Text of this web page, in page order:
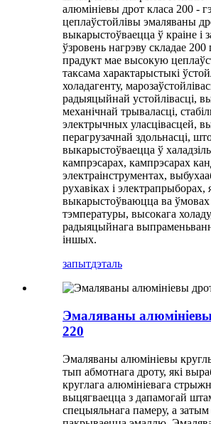
алюмініевы дрот класа 200 -
цеплаўстойлівы эмаляваны
выкарыстоўваецца ў краіне і
ўзровень нагрэву складае 200
прадукт мае высокую
таксама характарыстыкі
холадагенту,
радыяцыйнай устойлівасці,
механічнай трываласці,
электрычных уласцівасцей,
перагрузачнай здольнасці,
выкарыстоўваецца ў
кампрэсарах, кампрэсарах
электраінструментах,
рухавіках і электрапрыборах,
выкарыстоўваюцца ва
тэмпературы, высокага
радыяцыйнага
іншых.
запытдэталь
Эмаляваны
220
Эмаляваны алюмініевы
тып абмотнага дроту, які
круглага алюмініевага
выцягваецца з дапамогай
спецыяльнага памеру, а